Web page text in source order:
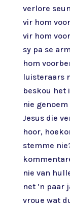
verlore
vir hom
vir hom
sy pa se
hom
luisteraars
beskou het
nie
Jesus die
hoor,
stemme
nie van
net ’n paar
vroue wat